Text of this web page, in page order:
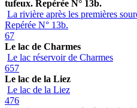
tufeux. Repérée N° 13b.
La rivière après les premières
Repérée N° 13b.
67
Le lac de Charmes
Le lac réservoir de Charmes
657
Le lac de la Liez
Le lac de la Liez
476